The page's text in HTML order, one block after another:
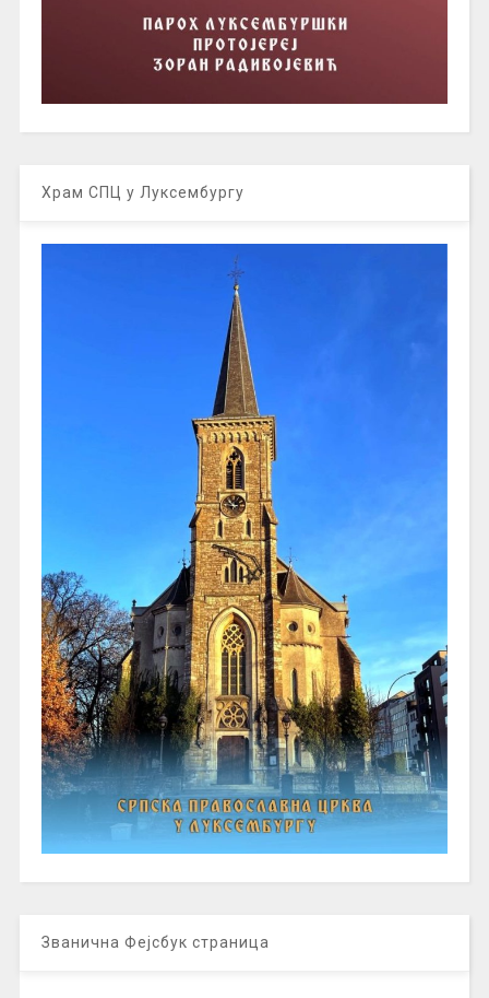
Храм СПЦ у Луксембургу
Званична Фејсбук страница